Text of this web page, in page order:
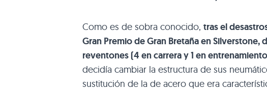
Como es de sobra conocido, tras el
Gran Premio de Gran Bretaña en
reventones (4 en carrera y 1 en
decidía cambiar la estructura de sus
sustitución de la de acero que era